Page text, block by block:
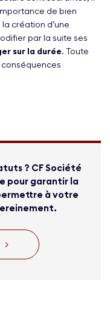
de bien
la création d’une
par la suite ses
sur la durée. Toute
? CF Société
pour garantir la
à votre
>